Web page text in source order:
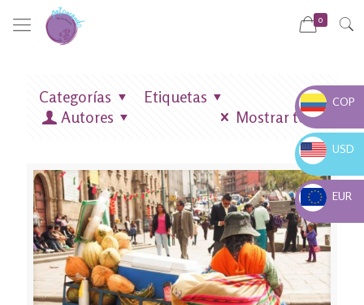
0
Categorías
Etiquetas
Autores
Mostrar todo
COP $
COP
USD $
USD
EUR €
EUR